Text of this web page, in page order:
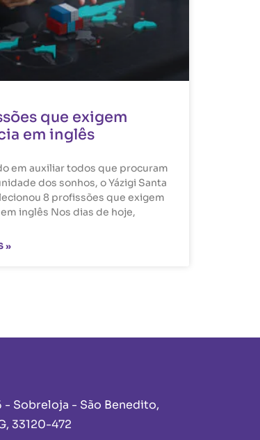
que exigem
em inglês
em auxiliar todos que procuram
dos sonhos, o Yázigi Santa
8 profissões que exigem
inglês Nos dias de hoje,
»
- Sobreloja - São Benedito,
33120-472